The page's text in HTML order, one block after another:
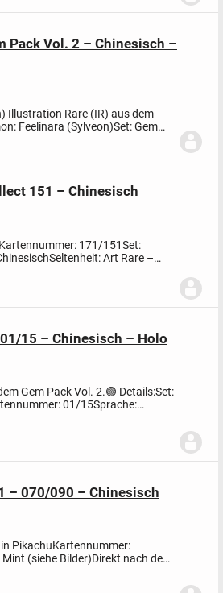
Pack Vol. 2 – Chinesisch –
Illustration Rare (IR) aus dem
Feelinara (Sylveon)Set: Gem
151 – Chinesisch
Kartennummer: 171/151Set:
Seltenheit: Art Rare –
15 – Chinesisch – Holo
Gem Pack Vol. 2.🟢 Details:Set:
01/15Sprache:
– 070/090 – Chinesisch
PikachuKartennummer:
(siehe Bilder)Direkt nach dem